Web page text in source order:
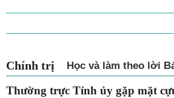
Chính trị Học và làm theo lời
Thường trực Tỉnh ủy gặp mặt